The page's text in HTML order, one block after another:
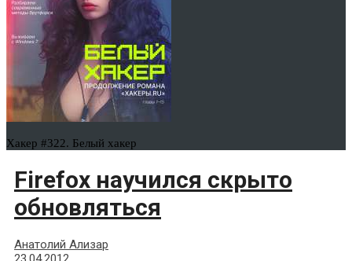
Хакер #322. Белый хакер
Firefox научился скрыто
обновляться
Анатолий Ализар